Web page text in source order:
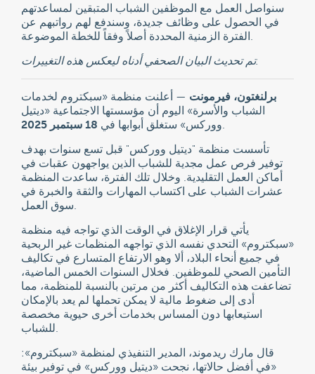
سنواصل العمل مع الموظفين الشباب المتبقين لمساعدتهم
في الحصول على وظائف جديدة، وسندفع لهم رواتبهم عن
الفترة الزمنية المحددة أصلاً وفقاً للخطة الموضوعة.
تم تحديث البيان الصحفي أدناه ليعكس هذه التغييرات.
برلنغتون، فيرمونت — أعلنت منظمة «سبكتروم لخدمات
الشباب والأسرة» اليوم أن مؤسستها الاجتماعية «ديتيل
ووركس» ستغلق أبوابها في 18 سبتمبر 2025
.
تأسست منظمة "ديتيل ووركس" قبل تسع سنوات بهدف
توفير فرص عمل مجدية للشباب الذين يواجهون عقبات في
أماكن العمل التقليدية. وخلال تلك الفترة، ساعدت المنظمة
عشرات الشباب على اكتساب المهارات والثقة والخبرة في
سوق العمل.
يأتي قرار الإغلاق في الوقت الذي تواجه فيه منظمة
«سبكتروم» التحدي نفسه الذي تواجهه المنظمات غير الربحية
في جميع أنحاء البلاد، ألا وهو الارتفاع المتسارع في تكاليف
التأمين الصحي للموظفين. فخلال السنوات الخمس الماضية،
تضاعفت هذه التكاليف أكثر من مرتين بالنسبة للمنظمة، مما
أدى إلى ضغوط مالية لا يمكن تحملها لم يعد بالإمكان
استيعابها دون المساس بخدمات أخرى حيوية مخصصة
للشباب.
قال مارك ريدموند، المدير التنفيذي لمنظمة «سبكتروم»:
«في أفضل حالاتها، نجحت «ديتيل ووركس» في توفير بيئة